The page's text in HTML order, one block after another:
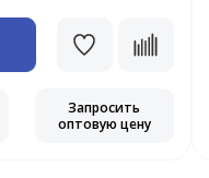
Запросить
оптовую цену